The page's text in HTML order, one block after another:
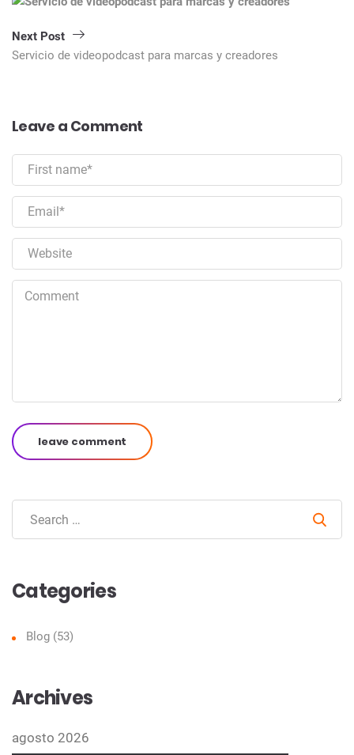
Next Post
Servicio de videopodcast para marcas y creadores
Leave a Comment
leave comment
Categories
Blog (53)
Archives
agosto 2026